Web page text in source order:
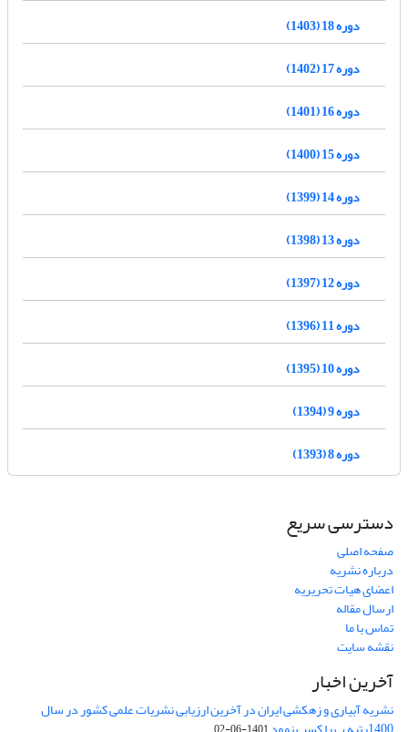
دوره 18 (1403)
دوره 17 (1402)
دوره 16 (1401)
دوره 15 (1400)
دوره 14 (1399)
دوره 13 (1398)
دوره 12 (1397)
دوره 11 (1396)
دوره 10 (1395)
دوره 9 (1394)
دوره 8 (1393)
دسترسی سریع
صفحه اصلی
درباره نشریه
اعضای هیات تحریریه
ارسال مقاله
تماس با ما
نقشه سایت
آخرین اخبار
نشریه آبیاری و زهکشی ایران در آخرین ارزیابی نشریات علمی کشور در سال